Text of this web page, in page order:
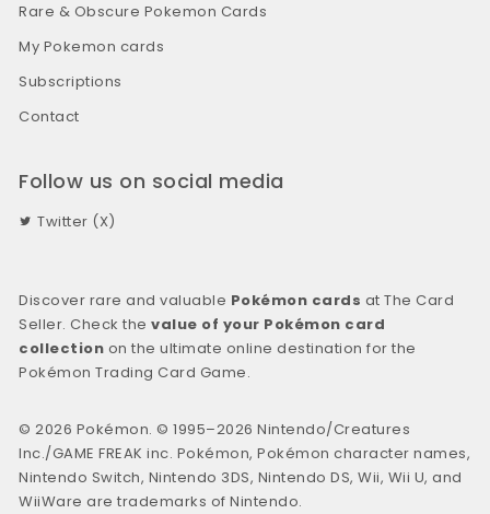
Rare & Obscure Pokemon Cards
My Pokemon cards
Subscriptions
Contact
Follow us on social media
Twitter (X)
Discover rare and valuable Pokémon cards at The Card
Seller. Check thevalue of your Pokémon card
collection on the ultimate online destination for the
Pokémon Trading Card Game.
© 2026 Pokémon. © 1995–2026 Nintendo/Creatures
Inc./GAME FREAK inc. Pokémon, Pokémon character names,
Nintendo Switch, Nintendo 3DS, Nintendo DS, Wii, Wii U, and
WiiWare are trademarks of Nintendo.